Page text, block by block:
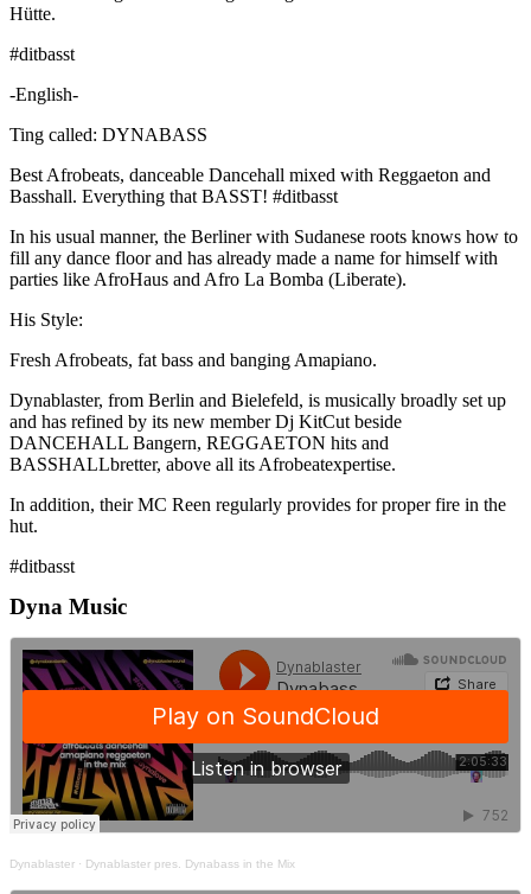
Hütte.
#ditbasst
-English-
Ting called: DYNABASS
Best Afrobeats, danceable Dancehall mixed with Reggaeton and
Basshall. Everything that BASST! #ditbasst
In his usual manner, the Berliner with Sudanese roots knows how to
fill any dance floor and has already made a name for himself with
parties like AfroHaus and Afro La Bomba (Liberate).
His Style:
Fresh Afrobeats, fat bass and banging Amapiano.
Dynablaster, from Berlin and Bielefeld, is musically broadly set up
and has refined by its new member Dj KitCut beside
DANCEHALL Bangern, REGGAETON hits and
BASSHALLbretter, above all its Afrobeatexpertise.
In addition, their MC Reen regularly provides for proper fire in the
hut.
#ditbasst
Dyna Music
Dynablaster · Dynablaster pres. Dynabass in the Mix